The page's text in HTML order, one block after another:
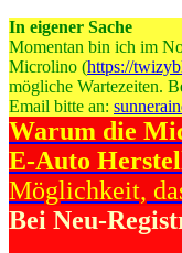
In eigener Sache
Momentan bin ich im
Microlino (https://
mögliche Wartezeiten.
Email bitte an:
Warum die
E-Auto
Möglichkeit,
Bei Neu-